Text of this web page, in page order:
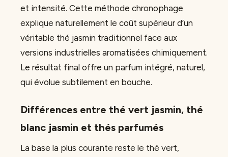
et intensité. Cette méthode chronophage
explique naturellement le coût supérieur d’un
véritable thé jasmin traditionnel face aux
versions industrielles aromatisées chimiquement.
Le résultat final offre un parfum intégré, naturel,
qui évolue subtilement en bouche.
Différences entre thé vert jasmin, thé
blanc jasmin et thés parfumés
La base la plus courante reste le thé vert,